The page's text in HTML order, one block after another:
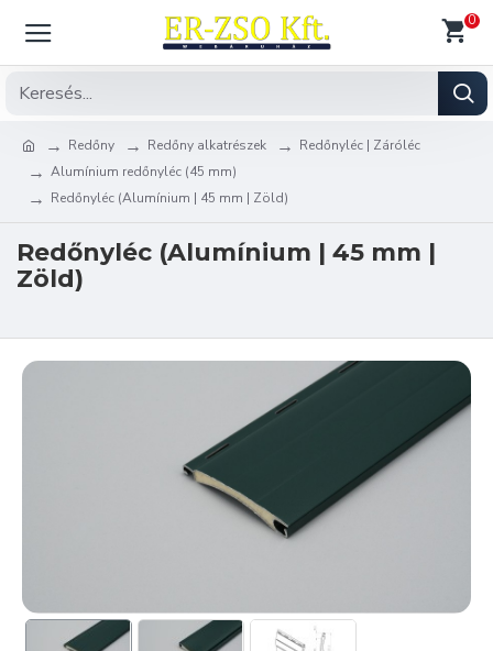
0
Redőny Redőny alkatrészek
Redőnyléc | Záróléc
Alumínium redőnyléc (45 mm)
Redőnyléc (Alumínium | 45 mm | Zöld)
Redőnyléc (Alumínium | 45 mm |
Zöld)